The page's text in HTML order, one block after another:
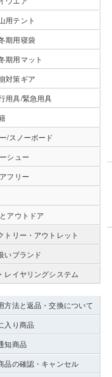
用テント
期用寝袋
期用マット
対策ギア
用具/緊急用具
/スノーボード
シュー
フリー
アウトドア
トリー・アウトレット
いブランド
レイヤリングシステム
方法と返品・交換について
入り商品
知商品
品の確認・キャンセル